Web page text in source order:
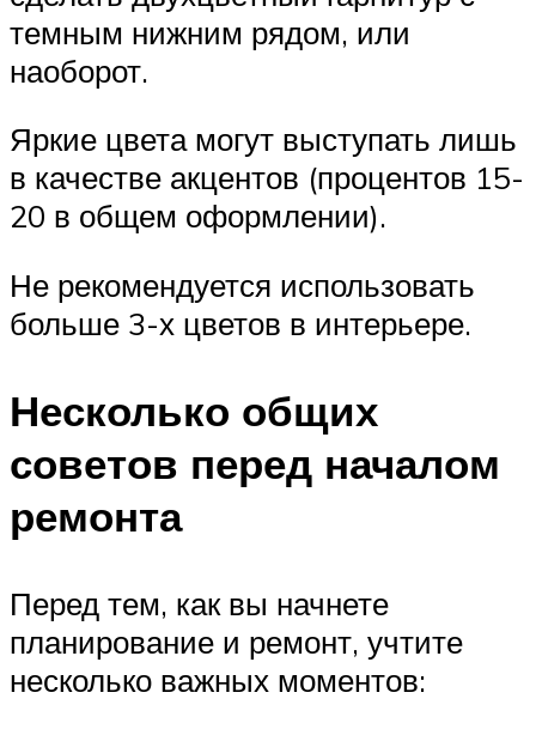
темным нижним рядом, или
наоборот.
Яркие цвета могут выступать лишь
в качестве акцентов (процентов 15-
20 в общем оформлении).
Не рекомендуется использовать
больше 3-х цветов в интерьере.
Несколько общих
советов перед началом
ремонта
Перед тем, как вы начнете
планирование и ремонт, учтите
несколько важных моментов: